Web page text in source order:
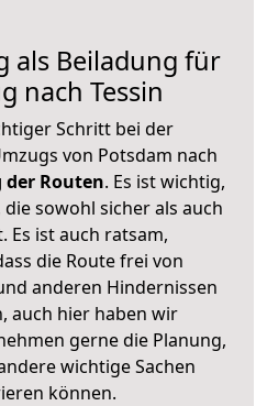
als Beiladung für
nach Tessin
Schritt bei der
von Potsdam nach
Routen. Es ist wichtig,
sowohl sicher als auch
Es ist auch ratsam,
die Route frei von
anderen Hindernissen
auch hier haben wir
gerne die Planung,
wichtige Sachen
können.